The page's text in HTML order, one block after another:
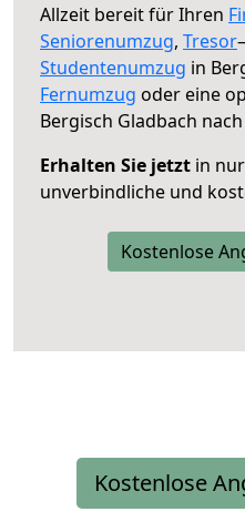
Allzeit bereit für Ihren
Seniorenumzug, Tresor
Studentenumzug in
Fernumzug oder eine
Bergisch Gladbach
Erhalten Sie jetzt in
unverbindliche und
Kostenlose
Kostenlose